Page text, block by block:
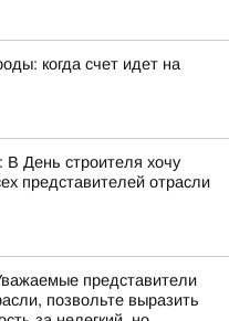
когда счет идет на
В День строителя хочу
представителей отрасли
представители
позвольте выразить